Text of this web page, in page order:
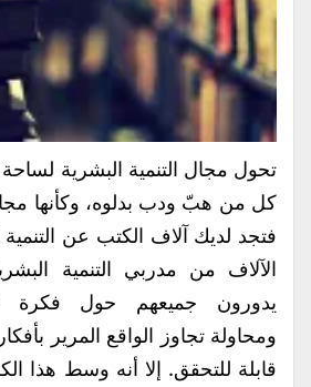
تحول مجال التنمية البشرية لساحة
كل من هبّ ودب بدلوه، وكأنها
فتجد لديك آلاف الكتب عن
الآلاف من مدربي التنمية
يدورون جميعهم حول فكرة
ومحاولة تجاوز الواقع المرير
قابلة للتحقق. إلا أنه وسط هذا